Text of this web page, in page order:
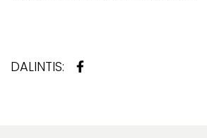
DALINTIS: